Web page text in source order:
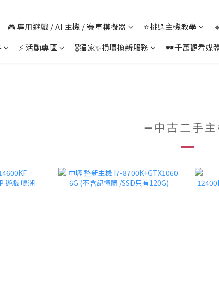
🎮 專用遊戲 / AI 主機 / 賽車模擬器 ⭐挑選主機教學
⚡ 活動專區 🎖️獨家✨損壞換新服務 🕶️千萬觀看媒
➖中古二手